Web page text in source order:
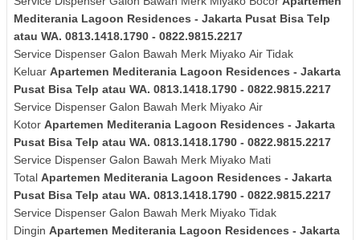
Mediterania Lagoon Residences - Jakarta Pusat Bisa Telp
atau WA. 0813.1418.1790 - 0822.9815.2217
Service Dispenser Galon Bawah Merk Miyako Air Tidak
Keluar Apartemen Mediterania Lagoon Residences - Jakarta
Pusat Bisa Telp atau WA. 0813.1418.1790 - 0822.9815.2217
Service Dispenser Galon Bawah Merk Miyako Air
Kotor Apartemen Mediterania Lagoon Residences - Jakarta
Pusat Bisa Telp atau WA. 0813.1418.1790 - 0822.9815.2217
Service Dispenser Galon Bawah Merk Miyako Mati
Total Apartemen Mediterania Lagoon Residences - Jakarta
Pusat Bisa Telp atau WA. 0813.1418.1790 - 0822.9815.2217
Service Dispenser Galon Bawah Merk Miyako Tidak
Dingin Apartemen Mediterania Lagoon Residences - Jakarta